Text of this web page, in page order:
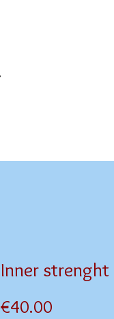
Inner strenght
€40.00